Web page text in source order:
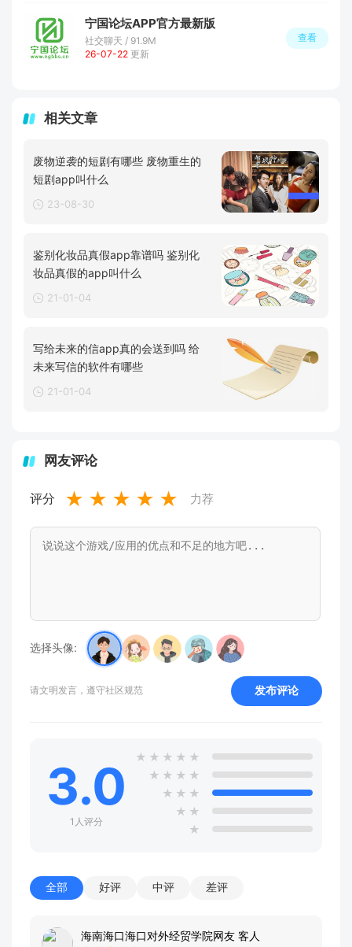
宁国论坛APP官方最新版
社交聊天 / 91.9M
26-07-22 更新
查看
相关文章
废物逆袭的短剧有哪些 废物重生的
短剧app叫什么
23-08-30
鉴别化妆品真假app靠谱吗 鉴别化
妆品真假的app叫什么
21-01-04
写给未来的信app真的会送到吗 给
未来写信的软件有哪些
21-01-04
网友评论
评分 ★ ★ ★ ★ ★ 力荐
选择头像:
请文明发言，遵守社区规范 发布评论
3.0
1人评分
★ ★ ★ ★ ★
★ ★ ★ ★
★ ★ ★
★ ★
★
全部 好评 中评 差评
海南海口海口对外经贸学院网友 客人